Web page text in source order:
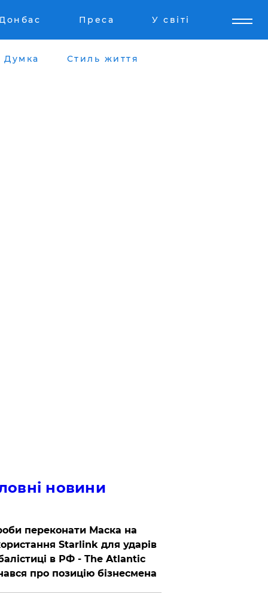
Преса У світі
Думка Стиль життя
новини
переконати Маска на
Starlink для ударів
в РФ - The Atlantic
про позицію бізнесмена